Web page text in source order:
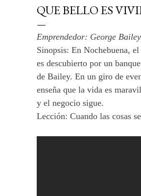
QUE BELLO ES
Emprendedor: George
Sinopsis: En Nochebuena,
es descubierto por un
de Bailey. En un giro de
enseña que la vida es
y el negocio sigue.
Lección: Cuando las cosas